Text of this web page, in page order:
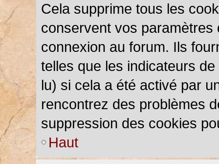
Cela supprime tous les
conservent vos paramètres
connexion au forum. Ils
telles que les indicateurs
lu) si cela a été activé par
rencontrez des problèmes
suppression des cookies
Haut